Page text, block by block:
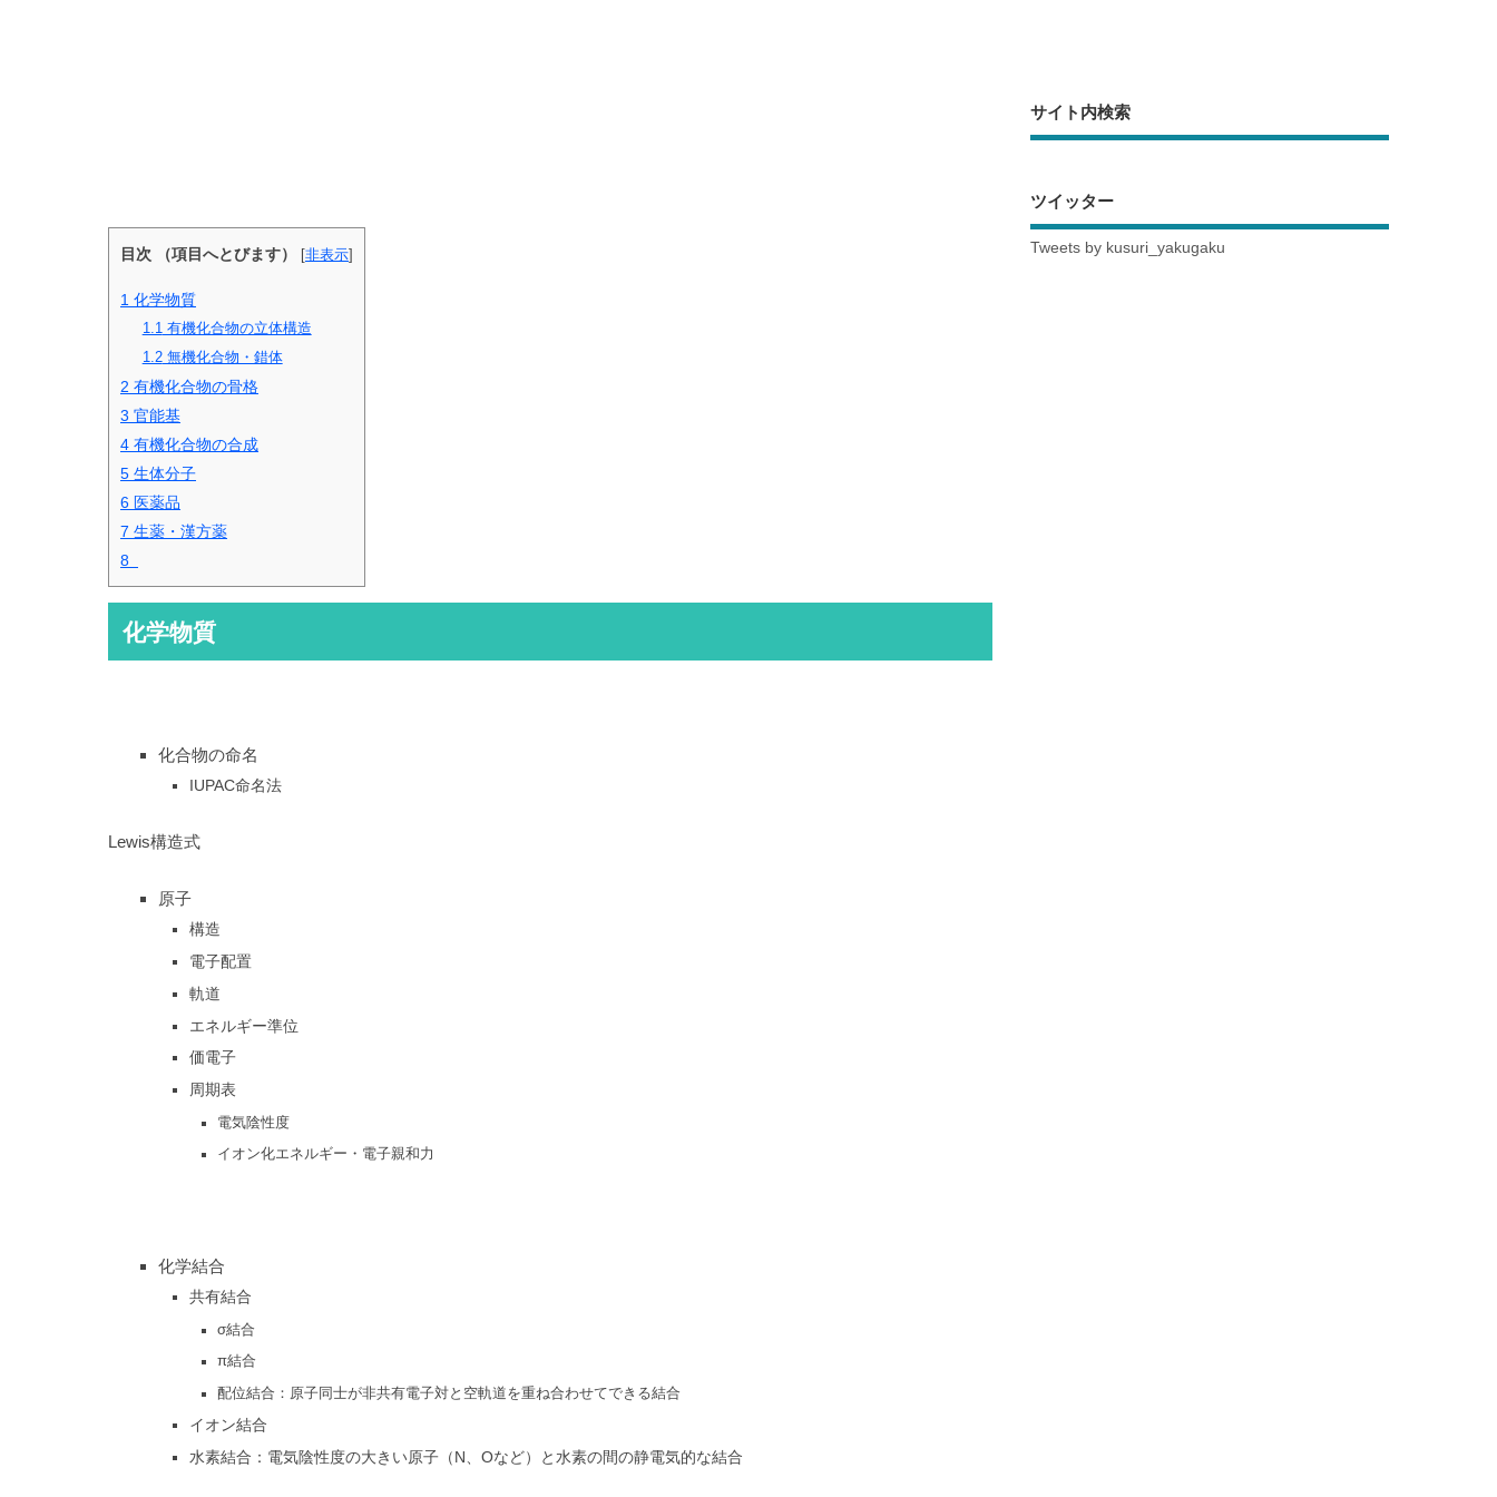
目次 （項目へとびます） [非表示]
1 化学物質
1.1有機化合物の立体構造
1.2無機化合物・錯体
2 有機化合物の骨格
3 官能基
4 有機化合物の合成
5 生体分子
6 医薬品
7 生薬・漢方薬
8
化学物質
化合物の命名
IUPAC命名法
Lewis構造式
原子
構造
電子配置
軌道
エネルギー準位
価電子
周期表
電気陰性度
イオン化エネルギー・電子親和力
化学結合
共有結合
σ結合
π結合
配位結合：原子同士が非共有電子対と空軌道を重ね合わせてできる結合
イオン結合
水素結合：電気陰性度の大きい原子（N、Oなど）と水素の間の静電気的な結合
サイト内検索
ツイッター
Tweets by kusuri_yakugaku